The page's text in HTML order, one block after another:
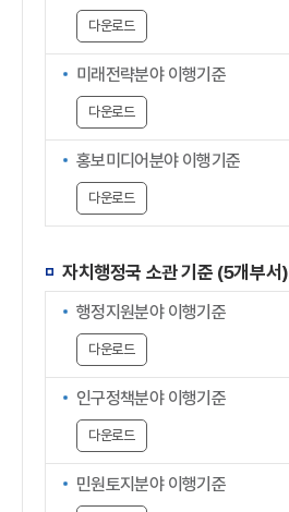
다운로드
미래전략분야 이행기준
다운로드
홍보미디어분야 이행기준
다운로드
자치행정국 소관 기준 (5개부서)
행정지원분야 이행기준
다운로드
인구정책분야 이행기준
다운로드
민원토지분야 이행기준